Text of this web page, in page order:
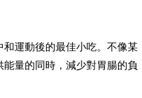
運動後的最佳小吃。不像某
量的同時，減少對胃腸的負